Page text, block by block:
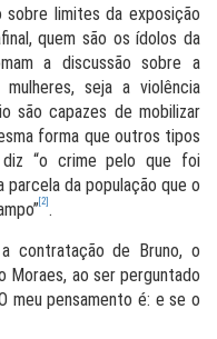
limites da exposição
quem são os ídolos da
a discussão sobre a
seja a violência
são capazes de mobilizar
forma que outros tipos
“o crime pelo que foi
parcela da população que o
[2] .
contratação de Bruno, o
Moraes, ao ser perguntado
meu pensamento é: e se o